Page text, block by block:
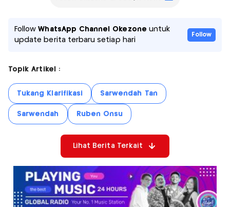
FollowWhatsApp Channel Okezone untuk
update berita terbaru setiap hari
Follow
Topik Artikel :
Tukang Klarifikasi Sarwendah Tan
Sarwendah Ruben Onsu
Lihat Berita Terkait